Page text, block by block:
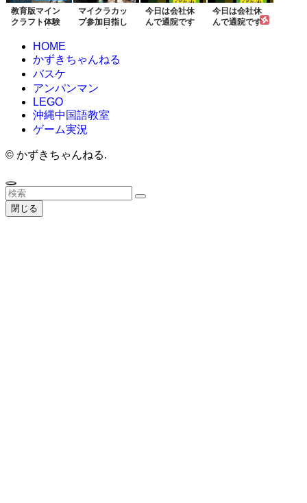
教育版マイン
クラフト体験
開催...
マイクラカッ
プ参加目指し
今日は会社休
んで通院です
今日は会社休
んで通院です
HOME
かずきちゃんねる
バスケ
アンパンマン
LEGO
沖縄中国語教室
ゲーム実況
© かずきちゃんねる.
閉じる